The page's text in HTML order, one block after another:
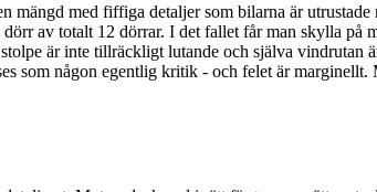
med fiffiga detaljer som bilarna är
av totalt 12 dörrar. I det fallet får man skylla på
är inte tillräckligt lutande och själva
som någon egentlig kritik - och felet är